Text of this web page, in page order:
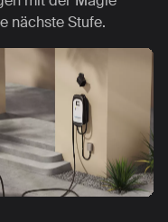
nächste Stufe.